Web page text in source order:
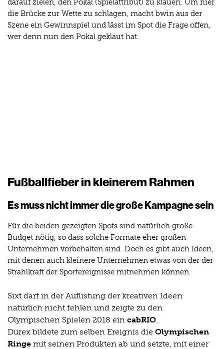
darauf zielen, den Pokal (Spielattribut) zu klauen. Um hier
die Brücke zur Wette zu schlagen, macht bwin aus der
Szene ein Gewinnspiel und lässt im Spot die Frage offen,
wer denn nun den Pokal geklaut hat.
Fußballfieber in kleinerem Rahmen
Es muss nicht immer die große Kampagne sein
Für die beiden gezeigten Spots sind natürlich große
Budget nötig, so dass solche Formate eher großen
Unternehmen vorbehalten sind. Doch es gibt auch Ideen,
mit denen auch kleinere Unternehmen etwas von der der
Strahlkraft der Sportereignisse mitnehmen können.
Sixt darf in der Auflistung der kreativen Ideen
natürlich nicht fehlen und zeigte zu den
Olympischen Spielen 2018 ein cabRIO.
Durex bildete zum selben Ereignis die Olympischen
Ringe mit seinen Produkten ab und setzte, mit einer